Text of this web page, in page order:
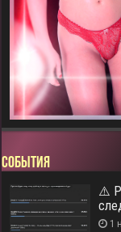
СОБЫТИЯ
⚠️
1